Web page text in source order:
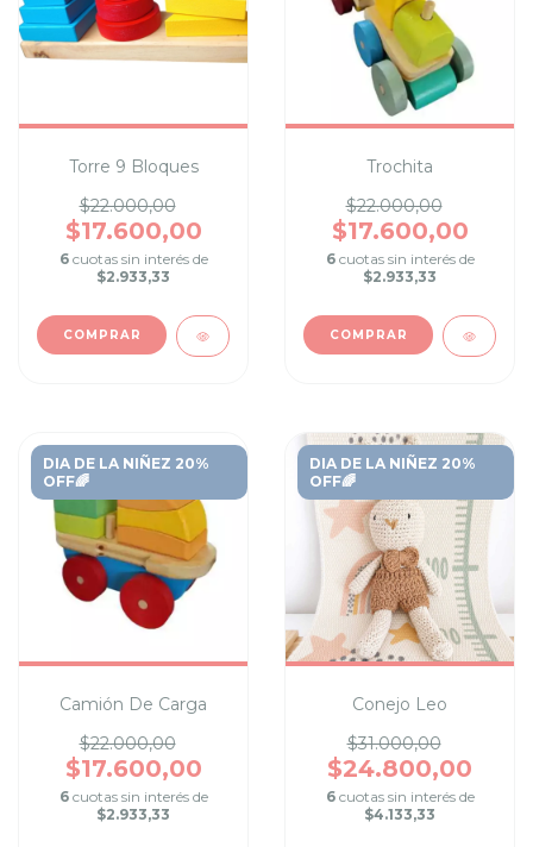
Torre 9 Bloques
$22.000,00
$17.600,00
6 cuotas sin interés de
$2.933,33
COMPRAR
Trochita
$22.000,00
$17.600,00
6 cuotas sin interés de
$2.933,33
COMPRAR
DIA DE LA NIÑEZ 20%
OFF🌈
Camión De Carga
$22.000,00
$17.600,00
6 cuotas sin interés de
$2.933,33
DIA DE LA NIÑEZ 20%
OFF🌈
Conejo Leo
$31.000,00
$24.800,00
6 cuotas sin interés de
$4.133,33